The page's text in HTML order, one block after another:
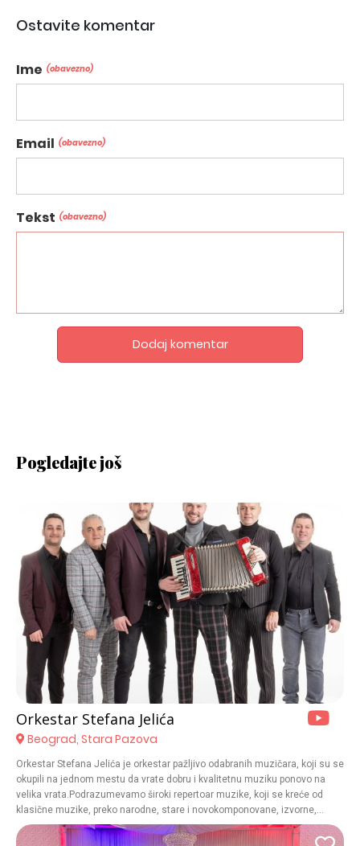
Ostavite komentar
Ime (obavezno)
Email (obavezno)
Tekst (obavezno)
Dodaj komentar
Pogledajte još
Orkestar Stefana Jelića
Beograd, Stara Pazova
Orkestar Stefana Jelića je orkestar pažljivo odabranih muzičara, koji su se
okupili na jednom mestu da vrate dobru i kvalitetnu muziku ponovo na
velika vrata.Podrazumevamo široki repertoar muzike, koji se kreće od
klasične muzike, preko narodne, stare i novokomponovane, izvorne,
starogradske,domace pop, rok i strane muzike. Ono sto mi nudimo jeste
neprocenjivo znanje, kvalitet zvuka i tona, muzičko-scenski nastup i jos